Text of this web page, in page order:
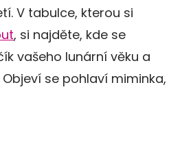
V tabulce, kterou si
, si najděte, kde se
vašeho lunární věku a
se pohlaví miminka,